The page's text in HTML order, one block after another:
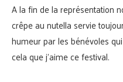
A la fin de la représentation
crêpe au nutella servie
humeur par les bénévoles
cela que j’aime ce festival.